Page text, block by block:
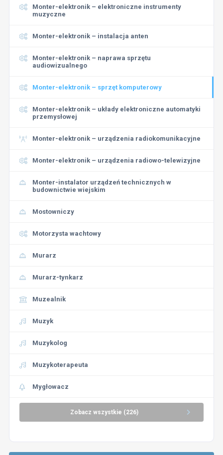
Monter-elektronik – elektroniczne instrumenty
muzyczne
Monter-elektronik – instalacja anten
Monter-elektronik – naprawa sprzętu
audiowizualnego
Monter-elektronik – sprzęt komputerowy
Monter-elektronik – układy elektroniczne automatyki
przemysłowej
Monter-elektronik – urządzenia radiokomunikacyjne
Monter-elektronik – urządzenia radiowo-telewizyjne
Monter-instalator urządzeń technicznych w
budownictwie wiejskim
Mostowniczy
Motorzysta wachtowy
Murarz
Murarz-tynkarz
Muzealnik
Muzyk
Muzykolog
Muzykoterapeuta
Mygłowacz
Zobacz wszystkie (226)